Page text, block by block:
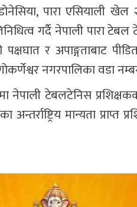
पारा एसियाली खेल
गर्दै नेपाली पारा टेबल
र अपाङ्गताबाट
नगरपालिका वडा
टेबलटेनिस
मान्यता प्राप्त